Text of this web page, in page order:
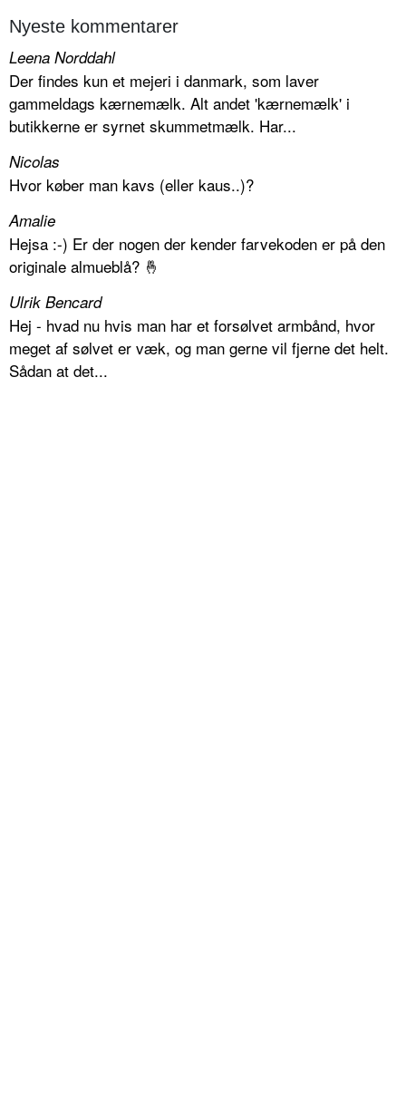
Nyeste kommentarer
Leena Norddahl
Der findes kun et mejeri i danmark, som laver
gammeldags kærnemælk. Alt andet 'kærnemælk' i
butikkerne er syrnet skummetmælk. Har...
Nicolas
Hvor køber man kavs (eller kaus..)?
Amalie
Hejsa :-) Er der nogen der kender farvekoden er på den
originale almueblå? 🤞
Ulrik Bencard
Hej - hvad nu hvis man har et forsølvet armbånd, hvor
meget af sølvet er væk, og man gerne vil fjerne det helt.
Sådan at det...